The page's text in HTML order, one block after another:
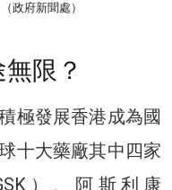
政府新聞處）
限？
極發展香港成為國
十大藥廠其中四家
）、阿斯利康